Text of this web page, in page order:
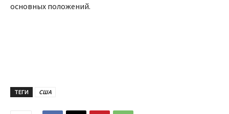
основных положений.
ТЕГИ США